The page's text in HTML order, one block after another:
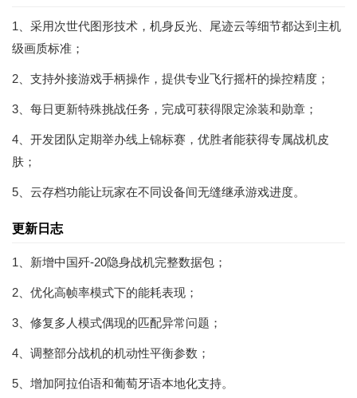
1、采用次世代图形技术，机身反光、尾迹云等细节都达到主机
级画质标准；
2、支持外接游戏手柄操作，提供专业飞行摇杆的操控精度；
3、每日更新特殊挑战任务，完成可获得限定涂装和勋章；
4、开发团队定期举办线上锦标赛，优胜者能获得专属战机皮
肤；
5、云存档功能让玩家在不同设备间无缝继承游戏进度。
更新日志
1、新增中国歼-20隐身战机完整数据包；
2、优化高帧率模式下的能耗表现；
3、修复多人模式偶现的匹配异常问题；
4、调整部分战机的机动性平衡参数；
5、增加阿拉伯语和葡萄牙语本地化支持。